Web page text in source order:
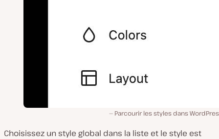
Parcourir les styles dans
Choisissez un style global dans la liste et le style est